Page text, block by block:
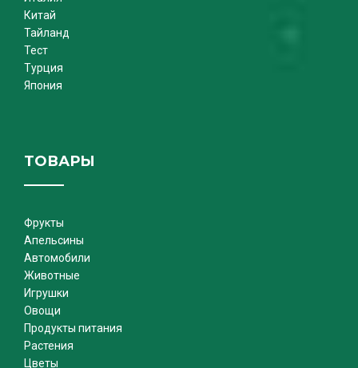
Китай
Тайланд
Тест
Турция
Япония
ТОВАРЫ
Фрукты
Апельсины
Автомобили
Животные
Игрушки
Овощи
Продукты питания
Растения
Цветы